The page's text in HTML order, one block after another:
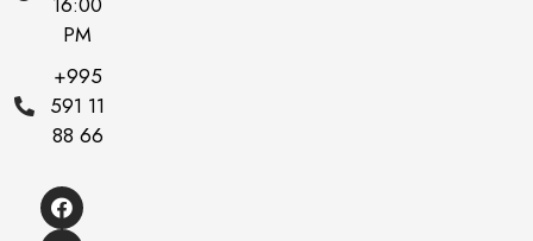
PM
+995
591 11
88 66